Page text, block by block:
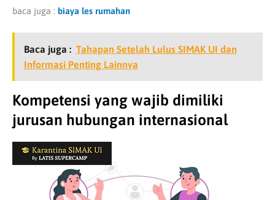
baca juga : biaya les rumahan
Baca juga : Tahapan Setelah Lulus SIMAK UI dan
Informasi Penting Lainnya
Kompetensi yang wajib dimiliki
jurusan hubungan internasional